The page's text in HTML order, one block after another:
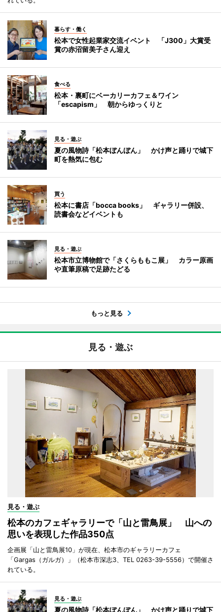
暮らす・働く
松本で女性起業家交流イベント 「J300」大賞受
賞の赤沼留美子さん迎え
食べる
松本・裏町にベーカリーカフェ＆ワイン
「escapism」 朝からゆっくりと
見る・遊ぶ
夏の風物詩「松本ぼんぼん」 かけ声と踊りで城下
町を熱気に包む
買う
松本に書店「bocca books」 ギャラリー併設、
読書会などイベントも
見る・遊ぶ
松本市立博物館で「さくらももこ展」 カラー原画
や直筆原稿で足跡たどる
もっと見る
見る・遊ぶ
見る・遊ぶ
松本のカフェギャラリーで「山と雷鳥展」 山への
思いを表現した作品350点
企画展「山と雷鳥展10」が現在、松本市のギャラリーカフェ
「Gargas（ガルガ）」（松本市深志3、TEL 0263-39-5556）で開催さ
れている。
見る・遊ぶ
夏の風物詩「松本ぼんぼん」 かけ声と踊りで城下